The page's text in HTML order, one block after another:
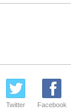
Twitter Facebook